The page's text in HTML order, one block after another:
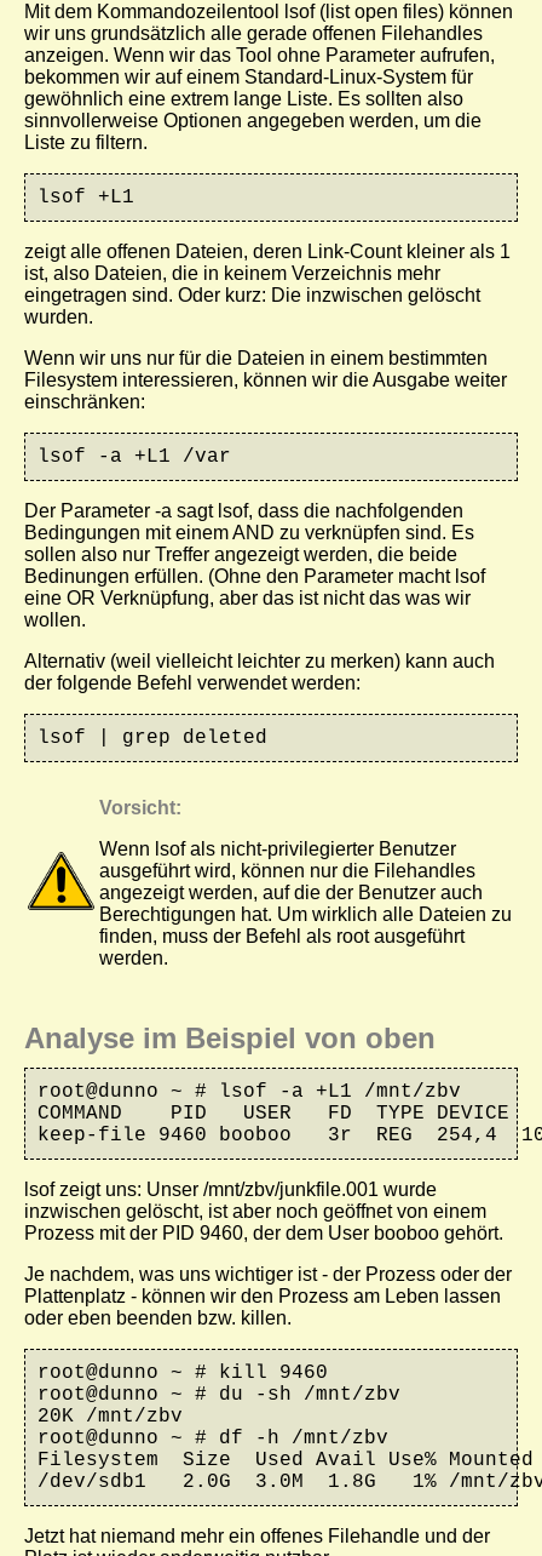
Mit dem Kommandozeilentool lsof(list open files) können
wir uns grundsätzlich alle gerade offenen Filehandles
anzeigen. Wenn wir das Tool ohne Parameter aufrufen,
bekommen wir auf einem Standard-Linux-System für
gewöhnlich eine extrem lange Liste. Es sollten also
sinnvollerweise Optionen angegeben werden, um die
Liste zu filtern.
lsof +L1
zeigt alle offenen Dateien, deren Link-Count kleiner als 1
ist, also Dateien, die in keinem Verzeichnis mehr
eingetragen sind. Oder kurz: Die inzwischen gelöscht
wurden.
Wenn wir uns nur für die Dateien in einem bestimmten
Filesystem interessieren, können wir die Ausgabe weiter
einschränken:
lsof -a +L1 /var
Der Parameter -a sagt lsof, dass die nachfolgenden
Bedingungen mit einemAND zu verknüpfen sind. Es
sollen also nur Treffer angezeigt werden, die beide
Bedinungen erfüllen. (Ohne den Parameter macht lsof
eine OR Verknüpfung, aber das ist nicht das was wir
wollen.
Alternativ (weil vielleicht leichter zu merken) kann auch
der folgende Befehl verwendet werden:
lsof | grep deleted
Vorsicht:
Wenn lsofals nicht-privilegierter Benutzer
ausgeführt wird, können nur die Filehandles
angezeigt werden, auf die der Benutzer auch
Berechtigungen hat. Um wirklich alle Dateien zu
finden, muss der Befehl als rootausgeführt
werden.
Analyse im Beispiel von oben
root@dunno ~ # lsof -a +L1 /mnt/zbv
COMMAND    PID   USER   FD  TYPE DEVICE
keep-file 9460 booboo   3r  REG  254,4
lsofzeigt uns: Unser /mnt/zbv/junkfile.001 wurde
inzwischen gelöscht, ist aber noch geöffnet von einem
Prozess mit der PID 9460, der dem User booboo gehört.
Je nachdem, was uns wichtiger ist - der Prozess oder der
Plattenplatz - können wir den Prozess am Leben lassen
oder eben beenden bzw. killen.
root@dunno ~ # kill 9460
root@dunno ~ # du -sh /mnt/zbv
20K /mnt/zbv
root@dunno ~ # df -h /mnt/zbv
Filesystem  Size  Used Avail Use% Mounted
/dev/sdb1   2.0G  3.0M  1.8G   1% /mnt/
Jetzt hat niemand mehr ein offenes Filehandle und der